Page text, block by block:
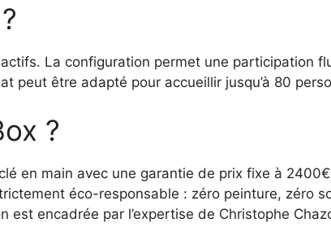
La configuration permet une participation
peut être adapté pour accueillir jusqu’à 80
?
en main avec une garantie de prix fixe à
éco-responsable : zéro peinture, zéro
est encadrée par l’expertise de Christophe